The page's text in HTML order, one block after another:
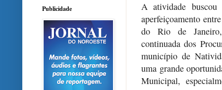
A atividade
aperfeiçoamento
do Rio de
continuada dos
município de
uma grande
Municipal,
Publicidade